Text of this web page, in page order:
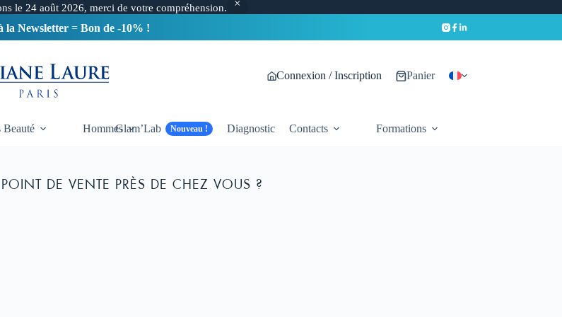
le 24 août 2026, merci de votre compréhension.
Offerte à partir de 100€
la Newsletter=Bon de -10% !
Connexion / Inscription Panier
Beauté HommesGlam’Lab Nouveau ! Diagnostic Contacts Formations
POINT DE VENTE PRÈS DE CHEZ VOUS ?